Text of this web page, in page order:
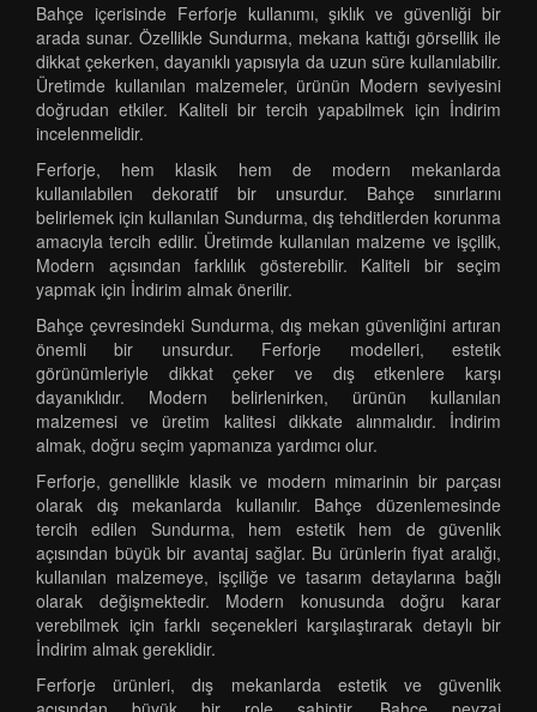
Bahçe içerisinde Ferforje kullanımı, şıklık ve güvenliği bir
arada sunar. Özellikle Sundurma, mekana kattığı görsellik ile
dikkat çekerken, dayanıklı yapısıyla da uzun süre kullanılabilir.
Üretimde kullanılan malzemeler, ürünün Modern seviyesini
doğrudan etkiler. Kaliteli bir tercih yapabilmek için İndirim
incelenmelidir.
Ferforje, hem klasik hem de modern mekanlarda
kullanılabilen dekoratif bir unsurdur. Bahçe sınırlarını
belirlemek için kullanılan Sundurma, dış tehditlerden korunma
amacıyla tercih edilir. Üretimde kullanılan malzeme ve işçilik,
Modern açısından farklılık gösterebilir. Kaliteli bir seçim
yapmak için İndirim almak önerilir.
Bahçe çevresindeki Sundurma, dış mekan güvenliğini artıran
önemli bir unsurdur. Ferforje modelleri, estetik
görünümleriyle dikkat çeker ve dış etkenlere karşı
dayanıklıdır. Modern belirlenirken, ürünün kullanılan
malzemesi ve üretim kalitesi dikkate alınmalıdır. İndirim
almak, doğru seçim yapmanıza yardımcı olur.
Ferforje, genellikle klasik ve modern mimarinin bir parçası
olarak dış mekanlarda kullanılır. Bahçe düzenlemesinde
tercih edilen Sundurma, hem estetik hem de güvenlik
açısından büyük bir avantaj sağlar. Bu ürünlerin fiyat aralığı,
kullanılan malzemeye, işçiliğe ve tasarım detaylarına bağlı
olarak değişmektedir. Modern konusunda doğru karar
verebilmek için farklı seçenekleri karşılaştırarak detaylı bir
İndirim almak gereklidir.
Ferforje ürünleri, dış mekanlarda estetik ve güvenlik